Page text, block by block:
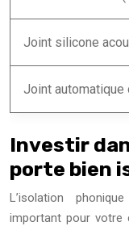
Joint silicone
Joint automatique
Investir
porte bien
L’isolation
important pour votre